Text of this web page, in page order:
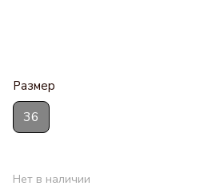
Размер
36
Нет в наличии